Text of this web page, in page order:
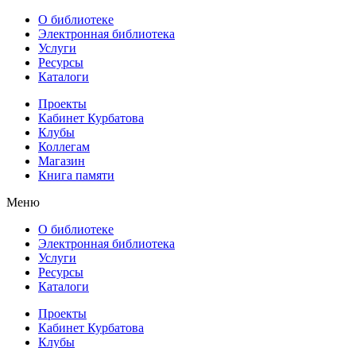
О библиотеке
Электронная библиотека
Услуги
Ресурсы
Каталоги
Проекты
Кабинет Курбатова
Клубы
Коллегам
Магазин
Книга памяти
Меню
О библиотеке
Электронная библиотека
Услуги
Ресурсы
Каталоги
Проекты
Кабинет Курбатова
Клубы